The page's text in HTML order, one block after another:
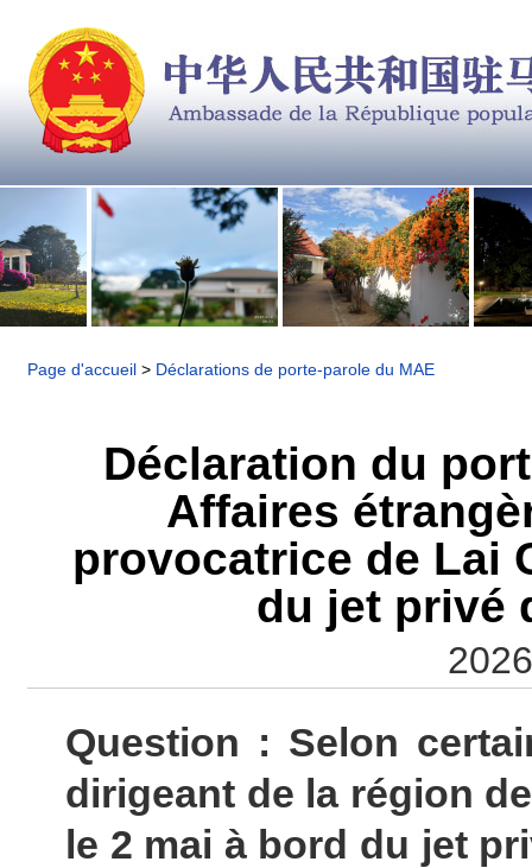
Page d'accueil > Déclarations de porte-parole du MAE
Déclaration du
Affaires
provocatrice de Lai
du jet privé
Question : Selon
dirigeant de la région
le 2 mai à bord du jet